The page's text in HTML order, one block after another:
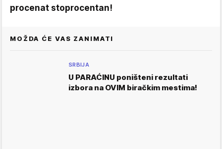
procenat stoprocentan!
MOŽDA ĆE VAS ZANIMATI
SRBIJA
U PARAĆINU poništeni rezultati
izbora na OVIM biračkim mestima!